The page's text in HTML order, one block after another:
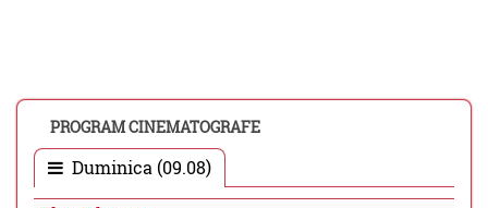
PROGRAM CINEMATOGRAFE
Duminica (09.08)